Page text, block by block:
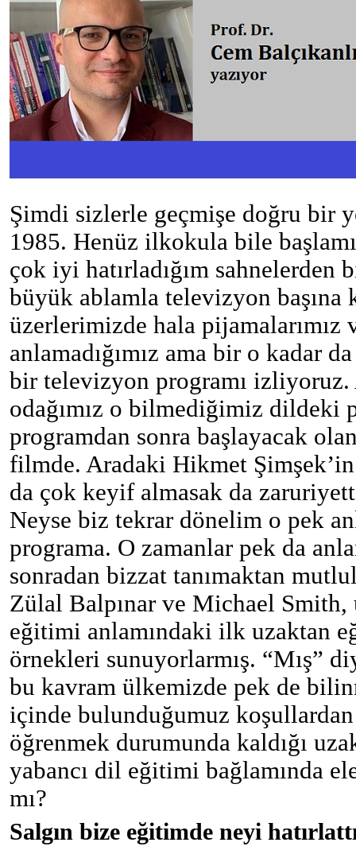
Şimdi sizlerle geçmişe doğru bir
1985. Henüz ilkokula bile
çok iyi hatırladığım sahnelerden
büyük ablamla televizyon başına
üzerlerimizde hala pijamalarımız
anlamadığımız ama bir o kadar
bir televizyon programı izliyoruz.
odağımız o bilmediğimiz dildeki
programdan sonra başlayacak
filmde. Aradaki Hikmet
da çok keyif almasak da
Neyse biz tekrar dönelim o pek
programa. O zamanlar pek da
sonradan bizzat tanımaktan
Zülal Balpınar ve Michael
eğitimi anlamındaki ilk uzaktan
örnekleri sunuyorlarmış. “Mış”
bu kavram ülkemizde pek de
içinde bulunduğumuz
öğrenmek durumunda kaldığı
yabancı dil eğitimi bağlamında
mı?
Salgın bize eğitimde neyi